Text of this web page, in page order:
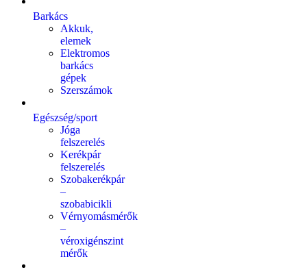
Barkács
Akkuk,
elemek
Elektromos
barkács
gépek
Szerszámok
Egészség/sport
Jóga
felszerelés
Kerékpár
felszerelés
Szobakerékpár
–
szobabicikli
Vérnyomásmérők
–
véroxigénszint
mérők